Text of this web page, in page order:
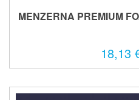
MENZERNA PREMIUM
18,13